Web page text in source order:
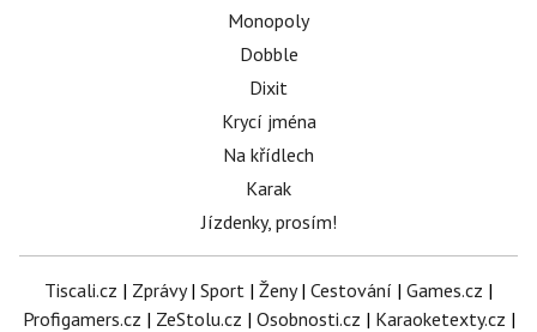
Monopoly
Dobble
Dixit
Krycí jména
Na křídlech
Karak
Jízdenky, prosím!
Tiscali.cz | Zprávy| Sport | Ženy| Cestování | Games.cz |
Profigamers.cz | ZeStolu.cz | Osobnosti.cz | Karaoketexty.cz |